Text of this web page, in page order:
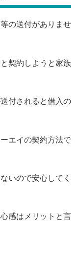
の送付がありませ
契約しようと家族
付されると借入の
エイの契約方法で
いので安心してく
感はメリットと言